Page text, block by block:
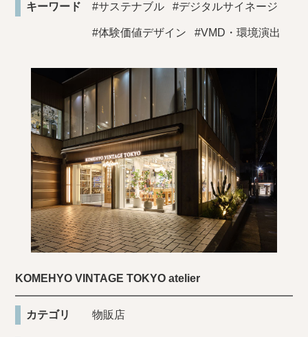
キーワード #サステナブル #デジタルサイネージ
#体験価値デザイン #VMD・環境演出
KOMEHYO VINTAGE TOKYO atelier
カテゴリ 物販店